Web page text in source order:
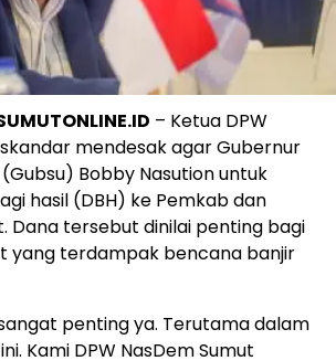
– Ketua DPW
mendesak agar Gubernur
Bobby Nasution untuk
hasil (DBH) ke Pemkab dan
Dana tersebut dinilai penting bagi
yang terdampak bencana banjir
penting ya. Terutama dalam
Kami DPW NasDem Sumut